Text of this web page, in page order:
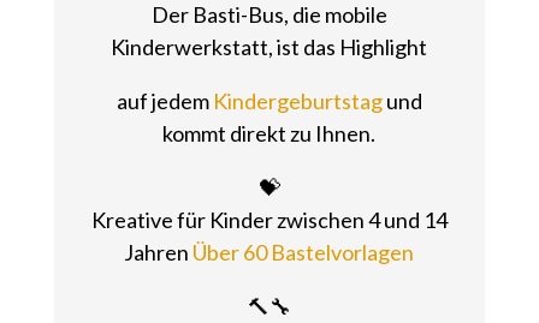
Der Basti-Bus, die mobile
Kinderwerkstatt, ist das Highlight
auf jedem Kindergeburtstagund
kommt direkt zu Ihnen.
💝
Kreative für Kinder zwischen 4 und 14
Jahren Über 60 Bastelvorlagen
🔨🔧